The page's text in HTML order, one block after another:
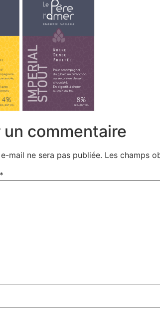
un commentaire
mail ne sera pas publiée. Les champs
*